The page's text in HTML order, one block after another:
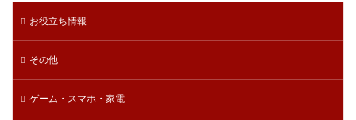
お役立ち情報
その他
ゲーム・スマホ・家電